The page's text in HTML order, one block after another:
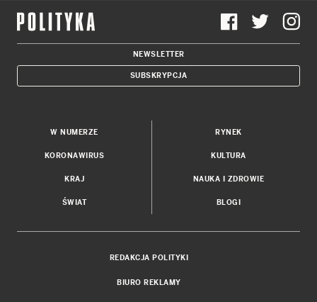
NEWSLETTER
SUBSKRYPCJA
W NUMERZE
KORONAWIRUS
KRAJ
ŚWIAT
RYNEK
KULTURA
NAUKA I ZDROWIE
BLOGI
REDAKCJA POLITYKI
BIURO REKLAMY